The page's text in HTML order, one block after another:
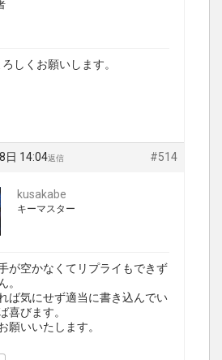
しくお願いします。
日 14:04 #514
返信
kusakabe
キーマスター
が空かなくてリプライもできず
。
ば気にせず適当に書き込んでい
喜びます。
願いいたします。